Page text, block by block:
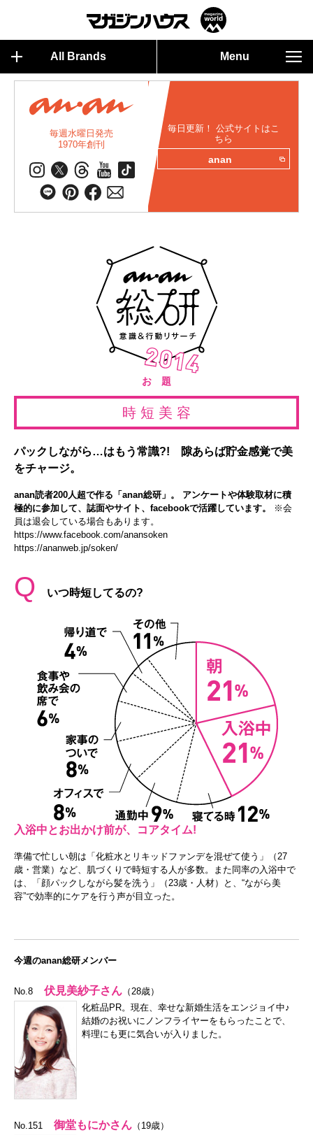
All Brands Menu
毎週水曜日発売
1970年創刊
毎日更新！ 公式サイトはこ
ちら
anan
お 題
時 短 美 容
パックしながら…はもう常識?! 隙あらば貯金感覚で美
をチャージ。
anan読者200人超で作る「anan総研」。 アンケートや体験取材に積
極的に参加して、誌面やサイト、facebookで活躍しています。
※会
員は退会している場合もあります。
https://www.facebook.com/anansoken
https://ananweb.jp/soken/
Q いつ時短してるの?
入浴中とお出かけ前が、コアタイム!
準備で忙しい朝は「化粧水とリキッドファンデを混ぜて使う」（27
歳・営業）など、肌づくりで時短する人が多数。また同率の入浴中で
は、「顔パックしながら髪を洗う」（23歳・人材）と、“ながら美
容”で効率的にケアを行う声が目立った。
今週のanan総研メンバー
No.8 伏見美紗子さん （28歳）
化粧品PR。現在、幸せな新婚生活をエンジョイ中♪
結婚のお祝いにノンフライヤーをもらったことで、
料理にも更に気合いが入りました。
No.151 御堂もにかさん （19歳）